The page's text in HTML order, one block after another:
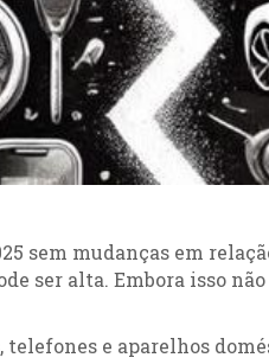
sem mudanças em
ser alta. Embora isso
telefones e aparelhos